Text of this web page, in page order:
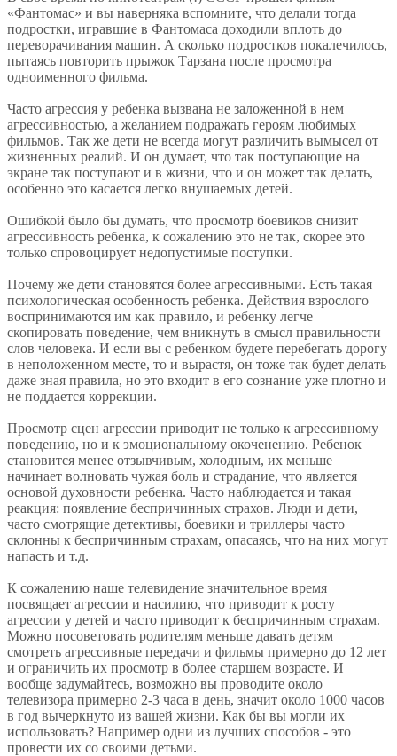
«Фантомас» и вы наверняка вспомните, что делали тогда
подростки, игравшие в Фантомаса доходили вплоть до
переворачивания машин. А сколько подростков покалечилось,
пытаясь повторить прыжок Тарзана после просмотра
одноименного фильма.
Часто агрессия у ребенка вызвана не заложенной в нем
агрессивностью, а желанием подражать героям любимых
фильмов. Так же дети не всегда могут различить вымысел от
жизненных реалий. И он думает, что так поступающие на
экране так поступают и в жизни, что и он может так делать,
особенно это касается легко внушаемых детей.
Ошибкой было бы думать, что просмотр боевиков снизит
агрессивность ребенка, к сожалению это не так, скорее это
только спровоцирует недопустимые поступки.
Почему же дети становятся более агрессивными. Есть такая
психологическая особенность ребенка. Действия взрослого
воспринимаются им как правило, и ребенку легче
скопировать поведение, чем вникнуть в смысл правильности
слов человека. И если вы с ребенком будете перебегать дорогу
в неположенном месте, то и вырастя, он тоже так будет делать
даже зная правила, но это входит в его сознание уже плотно и
не поддается коррекции.
Просмотр сцен агрессии приводит не только к агрессивному
поведению, но и к эмоциональному окоченению. Ребенок
становится менее отзывчивым, холодным, их меньше
начинает волновать чужая боль и страдание, что является
основой духовности ребенка. Часто наблюдается и такая
реакция: появление беспричинных страхов. Люди и дети,
часто смотрящие детективы, боевики и триллеры часто
склонны к беспричинным страхам, опасаясь, что на них могут
напасть и т.д.
К сожалению наше телевидение значительное время
посвящает агрессии и насилию, что приводит к росту
агрессии у детей и часто приводит к беспричинным страхам.
Можно посоветовать родителям меньше давать детям
смотреть агрессивные передачи и фильмы примерно до 12 лет
и ограничить их просмотр в более старшем возрасте. И
вообще задумайтесь, возможно вы проводите около
телевизора примерно 2-3 часа в день, значит около 1000 часов
в год вычеркнуто из вашей жизни. Как бы вы могли их
использовать? Например одни из лучших способов - это
провести их со своими детьми.